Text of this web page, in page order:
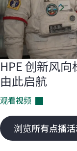
HPE 创新风
由此启航
观看视频
浏览所有点播